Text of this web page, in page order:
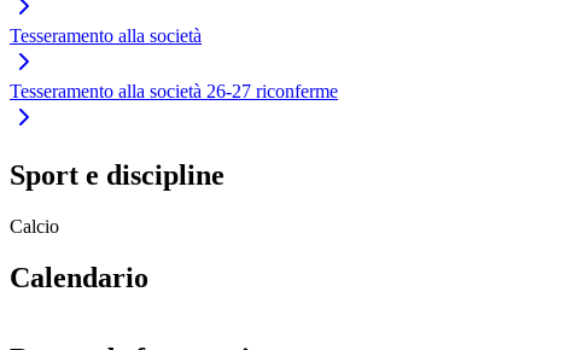
Tesseramento alla società
Tesseramento alla società 26-27 riconferme
Sport e discipline
Calcio
Calendario